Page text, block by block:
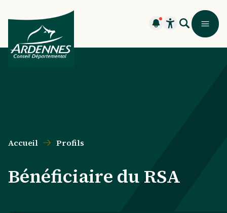
Recherche
Flash infos (1
Ouvrir leMenu
Accueil Profils
Bénéficiaire du RSA